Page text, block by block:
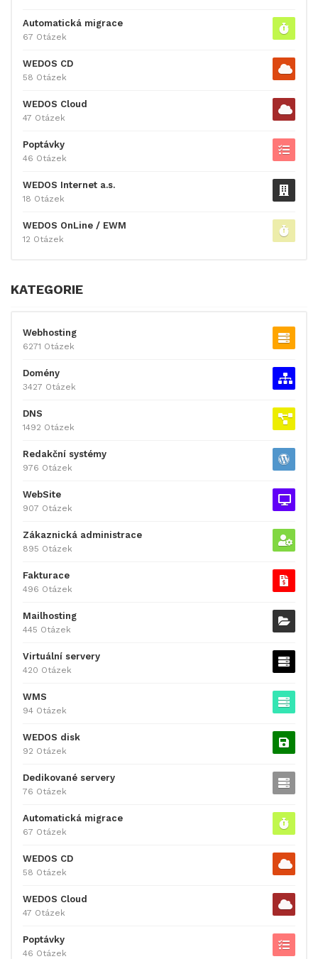
Automatická migrace
67 Otázek
WEDOS CD
58 Otázek
WEDOS Cloud
47 Otázek
Poptávky
46 Otázek
WEDOS Internet a.s.
18 Otázek
WEDOS OnLine / EWM
12 Otázek
KATEGORIE
Webhosting
6271 Otázek
Domény
3427 Otázek
DNS
1492 Otázek
Redakční systémy
976 Otázek
WebSite
907 Otázek
Zákaznická administrace
895 Otázek
Fakturace
496 Otázek
Mailhosting
445 Otázek
Virtuální servery
420 Otázek
WMS
94 Otázek
WEDOS disk
92 Otázek
Dedikované servery
76 Otázek
Automatická migrace
67 Otázek
WEDOS CD
58 Otázek
WEDOS Cloud
47 Otázek
Poptávky
46 Otázek